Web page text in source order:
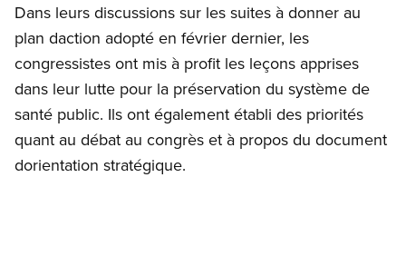
Dans leurs discussions sur les suites à donner au
plan daction adopté en février dernier, les
congressistes ont mis à profit les leçons apprises
dans leur lutte pour la préservation du système de
santé public. Ils ont également établi des priorités
quant au débat au congrès et à propos du document
dorientation stratégique.